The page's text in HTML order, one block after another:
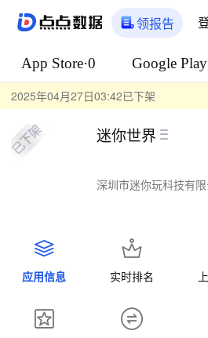
领报告
App Store·0 Google
2025年04月27日03:42已下架
迷你世界
深圳市迷你玩科技有限
应用信息 实时排名